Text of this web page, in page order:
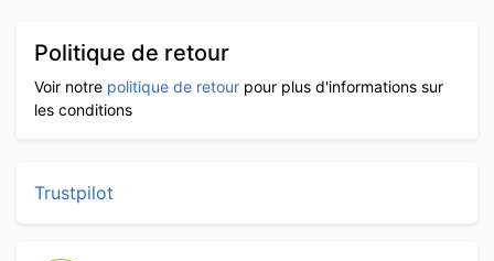
Politique de retour
Voir notre politique de retour pour plus d'informations sur
les conditions
Trustpilot